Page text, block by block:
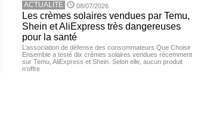
ACTUALITE 08/07/2026
Les crèmes solaires vendues par Temu,
Shein et AliExpress très dangereuses
pour la santé
L’association de défense des consommateurs Que Choisir
Ensemble a testé dix crèmes solaires vendues récemment
sur Temu, AliExpress et Shein. Selon elle, aucun produit
n’offre